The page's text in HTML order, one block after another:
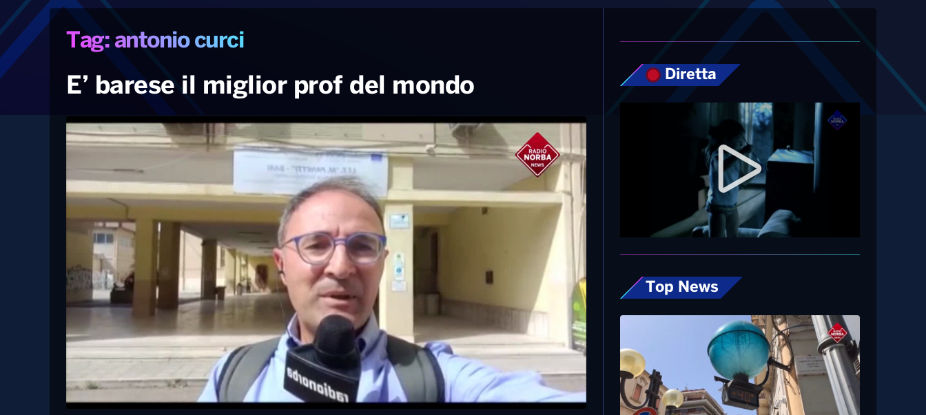
Tag: antonio curci
E’ barese il miglior prof del mondo Diretta
Top News